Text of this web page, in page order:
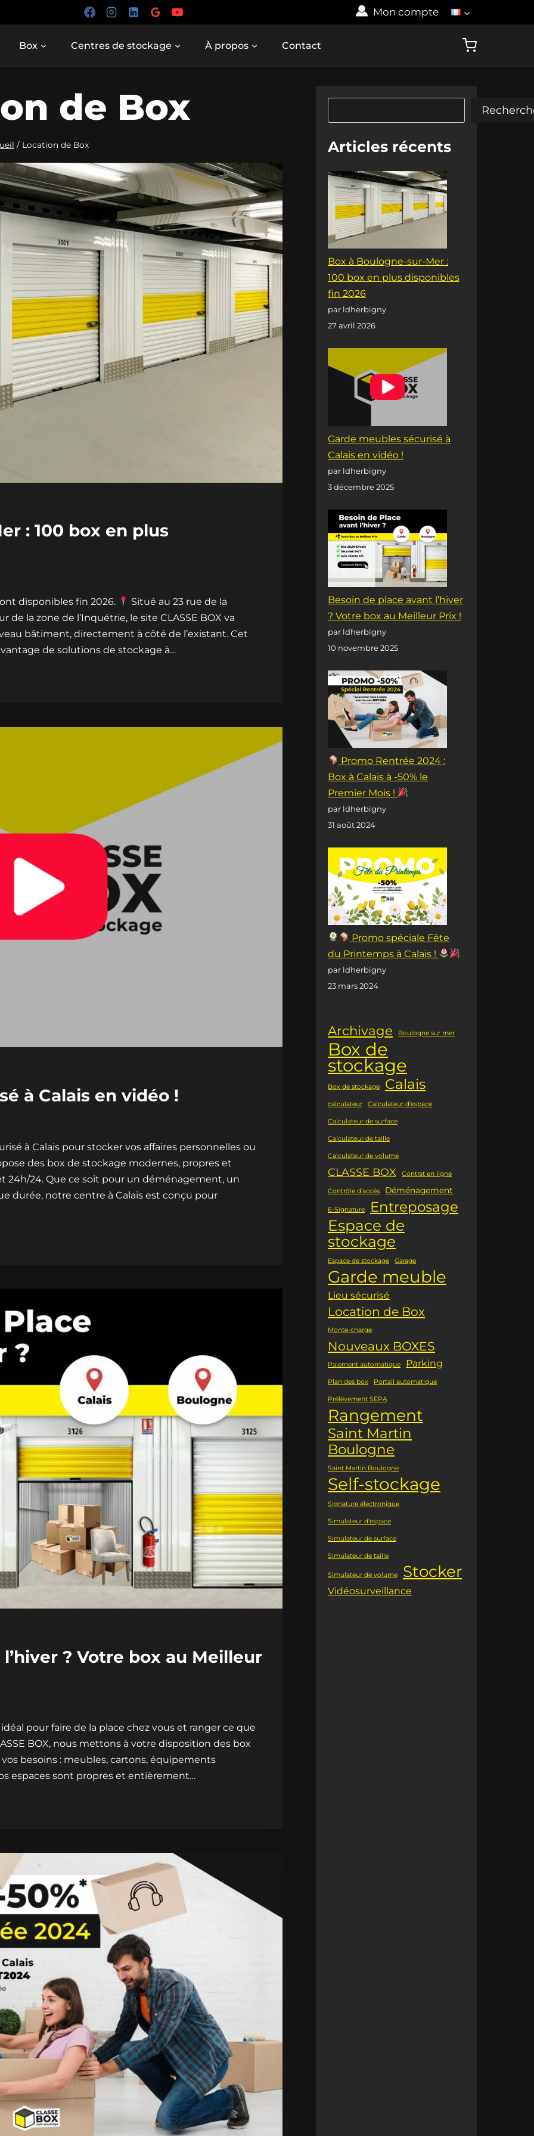
Mon compte
Box Centres de stockage À propos Contact
de Box
/ Location de Box
: 100 box en plus
disponibles fin 2026.
Situé au 23 rue de la
la zone de l’Inquétrie, le site CLASSE BOX va
bâtiment, directement à côté de l’existant. Cet
de solutions de stockage à…
à Calais en vidéo !
à Calais pour stocker vos affaires personnelles ou
des box de stockage modernes, propres et
24h/24. Que ce soit pour un déménagement, un
durée, notre centre à Calais est conçu pour
? Votre box au Meilleur
idéal pour faire de la place chez vous et ranger ce que
BOX, nous mettons à votre disposition des box
besoins : meubles, cartons, équipements
espaces sont propres et entièrement…
Articles récents
Box à Boulogne-sur-Mer :
100 box en plus disponibles
fin 2026
par ldherbigny
27 avril 2026
Garde meubles sécurisé à
Calais en vidéo !
par ldherbigny
3 décembre 2025
Besoin de place avant l’hiver
? Votre box au Meilleur Prix !
par ldherbigny
10 novembre 2025
Promo Rentrée 2024 :
Box à Calais à -50% le
Premier Mois !
par ldherbigny
31 août 2024
Promo spéciale Fête
du Printemps à Calais !
par ldherbigny
23 mars 2024
Archivage Boulogne sur mer
Box de
stockage
Box de stockage Calais
calculateur Calculateur d'espace
Calculateur de surface
Calculateur de taille
Calculateur de volume
CLASSE BOX Contrat en ligne
Contrôle d’accès Déménagement
E-Signature Entreposage
Espace de
stockage
Espace de stockage Garage
Garde meuble
Lieu sécurisé
Location de Box
Monte-charge
Nouveaux BOXES
Paiement automatique Parking
Plan des box Portail automatique
Prélèvement SEPA
Rangement
Saint Martin
Boulogne
Saint Martin Boulogne
Self-stockage
Signature électronique
Simulateur d'espace
Simulateur de surface
Simulateur de taille
Simulateur de volume Stocker
Vidéosurveillance